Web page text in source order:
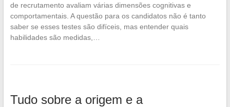
de recrutamento avaliam várias dimensões cognitivas e
comportamentais. A questão para os candidatos não é tanto
saber se esses testes são difíceis, mas entender quais
habilidades são medidas,…
Tudo sobre a origem e a